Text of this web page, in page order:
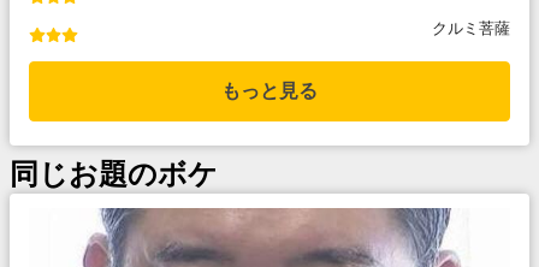
クルミ菩薩
もっと見る
同じお題のボケ